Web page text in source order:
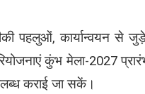
पहलुओं, कार्यान्वयन से जुड़े
कुंभ मेला-2027
कराई जा सकें।